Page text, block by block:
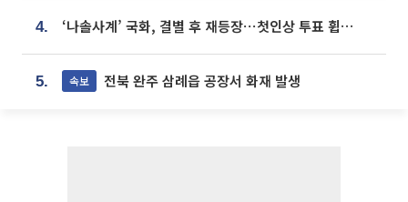
4. ‘나솔사계’ 국화, 결별 후 재등장⋯첫인상 투표 휩쓸고 ‘인기녀’ 등극
5. 속보 전북 완주 삼례읍 공장서 화재 발생